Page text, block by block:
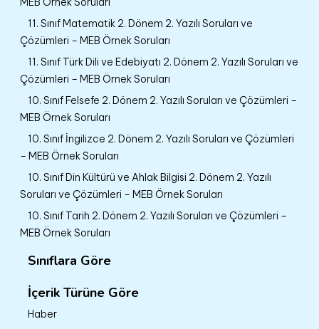
11. Sınıf Matematik 2. Dönem 2. Yazılı Soruları ve
Çözümleri – MEB Örnek Soruları
11. Sınıf Türk Dili ve Edebiyatı 2. Dönem 2. Yazılı Soruları ve
Çözümleri – MEB Örnek Soruları
10. Sınıf Felsefe 2. Dönem 2. Yazılı Soruları ve Çözümleri –
MEB Örnek Soruları
10. Sınıf İngilizce 2. Dönem 2. Yazılı Soruları ve Çözümleri
– MEB Örnek Soruları
10. Sınıf Din Kültürü ve Ahlak Bilgisi 2. Dönem 2. Yazılı
Soruları ve Çözümleri – MEB Örnek Soruları
10. Sınıf Tarih 2. Dönem 2. Yazılı Soruları ve Çözümleri –
MEB Örnek Soruları
Sınıflara Göre
İçerik Türüne Göre
Haber